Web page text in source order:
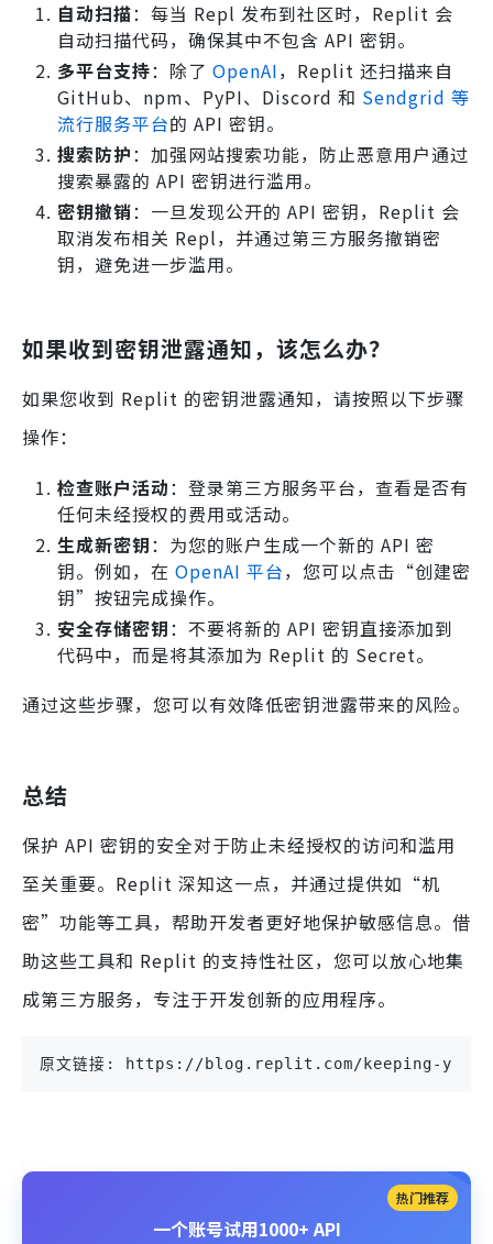
自动扫描：每当 Repl 发布到社区时，Replit 会
自动扫描代码，确保其中不包含 API 密钥。
多平台支持：除了 OpenAI，Replit 还扫描来自
GitHub、npm、PyPI、Discord 和 Sendgrid 等
流行服务平台的 API 密钥。
搜索防护：加强网站搜索功能，防止恶意用户通过
搜索暴露的 API 密钥进行滥用。
密钥撤销：一旦发现公开的 API 密钥，Replit 会
取消发布相关 Repl，并通过第三方服务撤销密
钥，避免进一步滥用。
如果收到密钥泄露通知，该怎么办？
如果您收到 Replit 的密钥泄露通知，请按照以下步骤
操作：
检查账户活动：登录第三方服务平台，查看是否有
任何未经授权的费用或活动。
生成新密钥：为您的账户生成一个新的 API 密
钥。例如，在 OpenAI 平台，您可以点击“创建密
钥”按钮完成操作。
安全存储密钥：不要将新的 API 密钥直接添加到
代码中，而是将其添加为 Replit 的 Secret。
通过这些步骤，您可以有效降低密钥泄露带来的风险。
总结
保护 API 密钥的安全对于防止未经授权的访问和滥用
至关重要。Replit 深知这一点，并通过提供如“机
密”功能等工具，帮助开发者更好地保护敏感信息。借
助这些工具和 Replit 的支持性社区，您可以放心地集
成第三方服务，专注于开发创新的应用程序。
原文链接: https://blog.replit.com/keeping-
热门推荐
一个账号试用1000+ API